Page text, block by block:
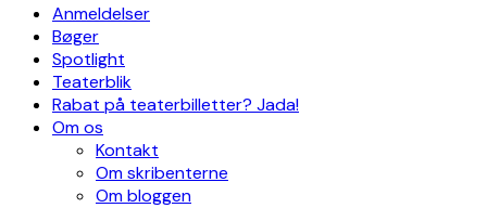
Anmeldelser
Bøger
Spotlight
Teaterblik
Rabat på teaterbilletter? Jada!
Om os
Kontakt
Om skribenterne
Om bloggen